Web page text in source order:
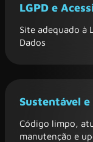
LGPD e
Site adequado à
Dados
Sustentável e
Código limpo,
manutenção e